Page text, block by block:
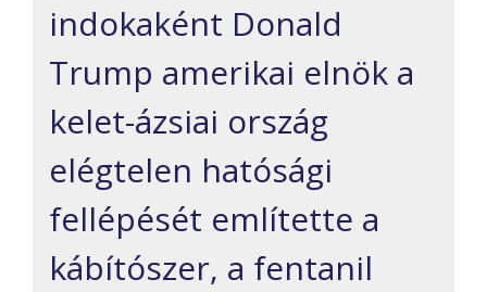
indokaként Donald
Trump amerikai elnök a
kelet-ázsiai ország
elégtelen hatósági
fellépését említette a
kábítószer, a fentanil